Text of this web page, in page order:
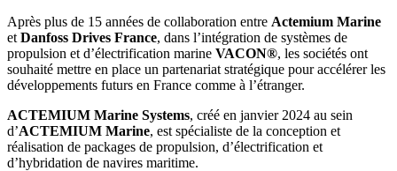
Après plus de 15 années de collaboration entre Actemium Marine
et Danfoss Drives France, dans l’intégration de systèmes de
propulsion et d’électrification marine VACON®, les sociétés ont
souhaité mettre en place un partenariat stratégique pour accélérer les
développements futurs en France comme à l’étranger.
ACTEMIUM Marine Systems, créé en janvier 2024 au sein
d’ACTEMIUM Marine, est spécialiste de la conception et
réalisation de packages de propulsion, d’électrification et
d’hybridation de navires maritime.